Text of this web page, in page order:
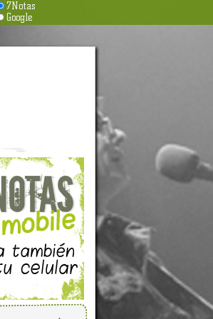
7Notas
Google